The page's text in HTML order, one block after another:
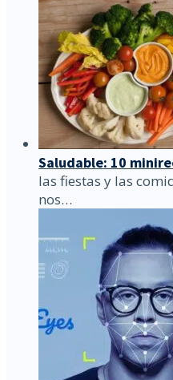
Saludable: 10
las fiestas y las
nos…